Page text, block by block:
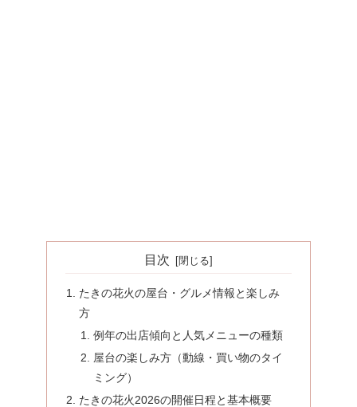
目次
たきの花火の屋台・グルメ情報と楽しみ
方
例年の出店傾向と人気メニューの種類
屋台の楽しみ方（動線・買い物のタイ
ミング）
たきの花火2026の開催日程と基本概要